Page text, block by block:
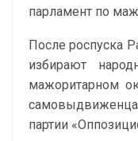
парламент по
После роспуска
избирают
мажоритарном
партии